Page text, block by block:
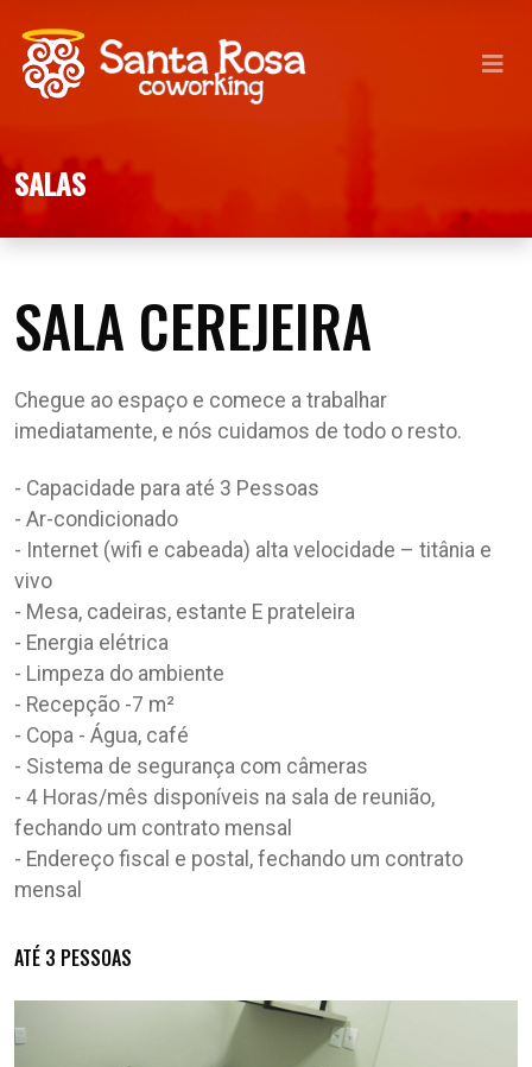
SALAS
SALA CEREJEIRA
Chegue ao espaço e comece a trabalhar
imediatamente, e nós cuidamos de todo o resto.
- Capacidade para até 3 Pessoas
- Ar-condicionado
- Internet (wifi e cabeada) alta velocidade – titânia e
vivo
- Mesa, cadeiras, estante E prateleira
- Energia elétrica
- Limpeza do ambiente
- Recepção -7 m²
- Copa - Água, café
- Sistema de segurança com câmeras
- 4 Horas/mês disponíveis na sala de reunião,
fechando um contrato mensal
- Endereço fiscal e postal, fechando um contrato
mensal
ATÉ 3 PESSOAS